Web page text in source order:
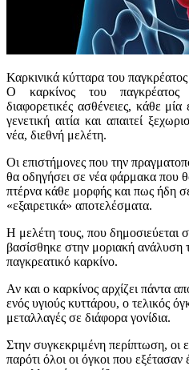
Καρκινικά κύτταρα του
Ο καρκίνος του παγκρέατος
διαφορετικές ασθένειες, κάθε
γενετική αιτία και απαιτεί
νέα, διεθνή μελέτη.
Οι επιστήμονες που την
θα οδηγήσει σε νέα φάρμακα που
πτέρνα κάθε μορφής και πως ήδη
«εξαιρετικά» αποτελέσματα.
Η μελέτη τους, που δημοσιεύεται
βασίσθηκε στην μοριακή
παγκρεατικό καρκίνο.
Αν και ο καρκίνος αρχίζει πάντα
ενός υγιούς κυττάρου, ο τελικός
μεταλλαγές σε διάφορα γονίδια.
Στην συγκεκριμένη περίπτωση, οι
παρότι όλοι οι όγκοι που εξέτασαν